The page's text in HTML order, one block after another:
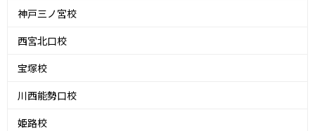
神戸三ノ宮校
西宮北口校
宝塚校
川西能勢口校
姫路校